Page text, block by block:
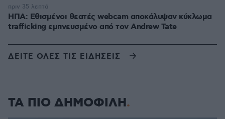
ΗΠΑ: Εθισμένοι θεατές webcam αποκάλυψαν κύκλωμα
trafficking εμπνευσμένο από τον Andrew Tate
πριν 35 λεπτά
ΔΕΙΤΕ ΟΛΕΣ ΤΙΣ ΕΙΔΗΣΕΙΣ
ΤΑ ΠΙΟ ΔΗΜΟΦΙΛΗ